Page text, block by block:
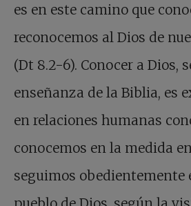
es en este camino que
reconocemos al Dios de
(Dt 8.2-6). Conocer a Dios,
enseñanza de la Biblia, es
en relaciones humanas
conocemos en la medida
seguimos obedientemente